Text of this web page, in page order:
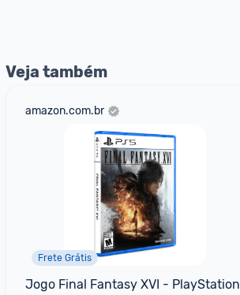
Veja também
amazon.com.br
Frete Grátis
Jogo Final Fantasy XVI - PlayStation